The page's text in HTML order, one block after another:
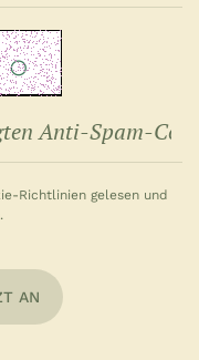
Richtlinien gelesen und
AN